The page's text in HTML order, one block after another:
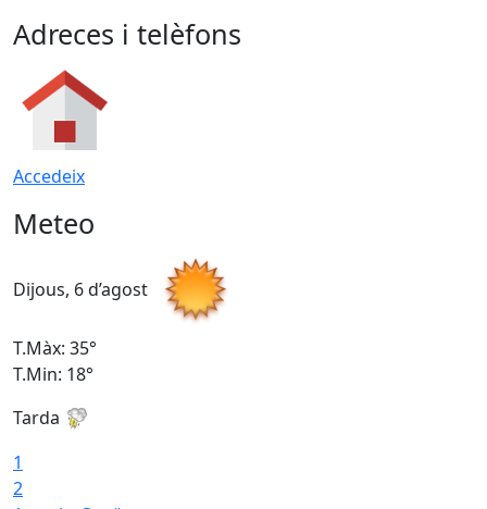
Adreces i telèfons
Accedeix
Meteo
Dijous, 6 d’agost
T.Màx: 35°
T.Min: 18°
Tarda
1
2